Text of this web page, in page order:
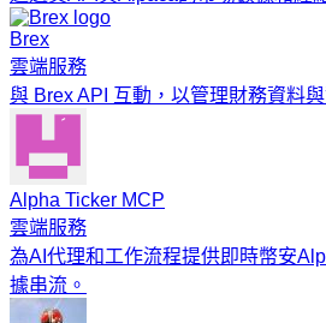
Brex
雲端服務
與 Brex API 互動，以管理財務資料與
Alpha Ticker MCP
雲端服務
為AI代理和工作流程提供即時幣安
據串流。